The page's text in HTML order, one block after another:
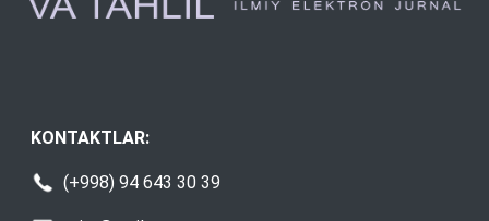
KONTAKTLAR:
(+998) 94 643 30 39